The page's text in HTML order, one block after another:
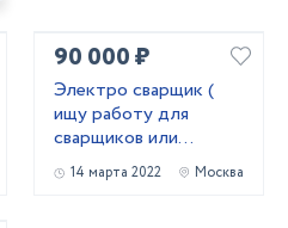
90 000 ₽
Электро сварщик (
ищу работу для
сварщиков или
водителя )
14 марта 2022 Москва